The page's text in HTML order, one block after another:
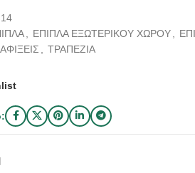
ΕΠΙΠΛΑ ΕΞΩΤΕΡΙΚΟΥ ΧΩΡΟΥ
ΤΡΑΠΕΖΙΑ